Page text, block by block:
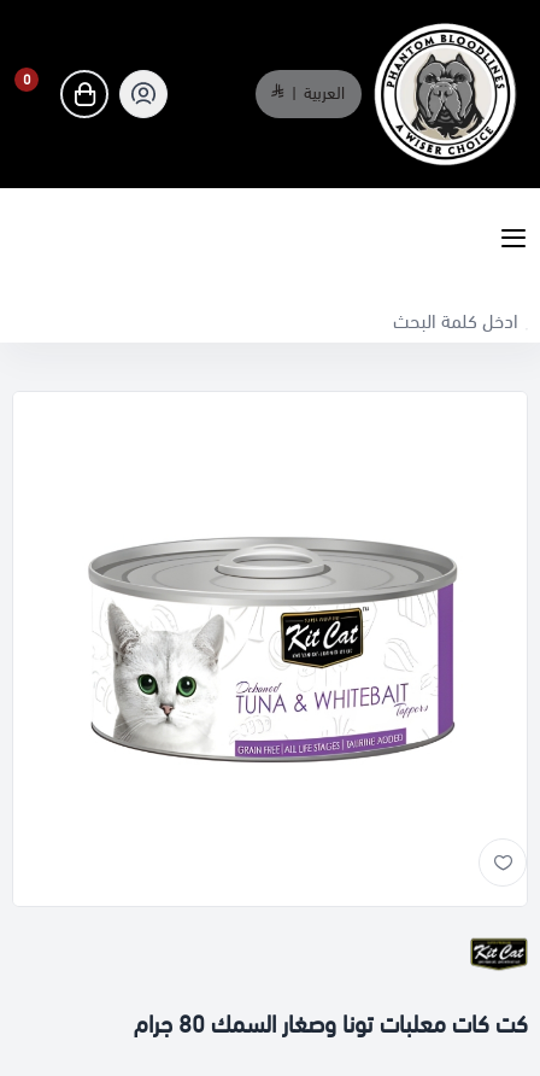
phantombloodlinesالعربية |
0
كت كات معلبات تونا وصغار السمك 80 جرام